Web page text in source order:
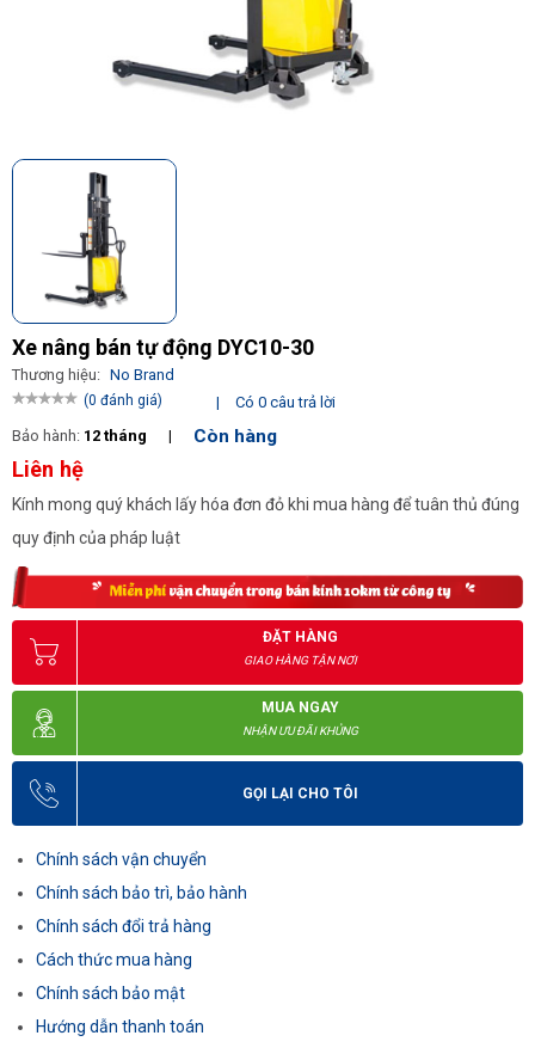
Xe nâng bán tự động DYC10-30
Thương hiệu: No Brand
(0 đánh giá) |
Có 0 câu trả lời
Bảo hành: 12 tháng | Còn hàng
Liên hệ
Kính mong quý khách lấy hóa đơn đỏ khi mua hàng để tuân thủ đúng
quy định của pháp luật
ĐẶT HÀNG
GIAO HÀNG TẬN NƠI
MUA NGAY
NHẬN ƯU ĐÃI KHỦNG
GỌI LẠI CHO TÔI
Chính sách vận chuyển
Chính sách bảo trì, bảo hành
Chính sách đổi trả hàng
Cách thức mua hàng
Chính sách bảo mật
Hướng dẫn thanh toán